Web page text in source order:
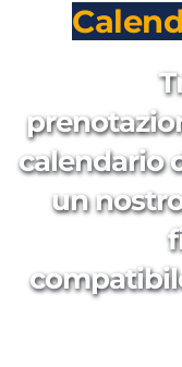
calendario
un